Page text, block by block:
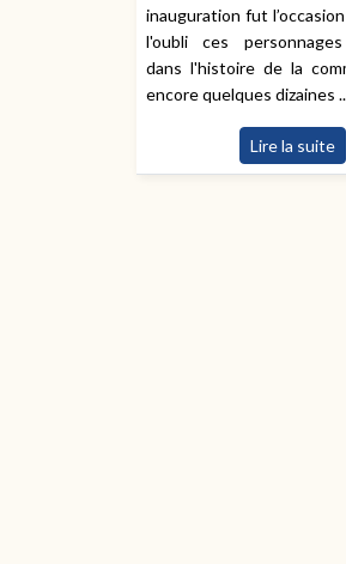
inauguration fut
l'oubli ces
dans l'histoire de la
encore quelques dizaines
Lire la suite